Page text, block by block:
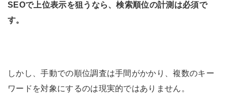
SEOで上位表示を狙うなら、検索順位の計測は必須で
す。
しかし、手動での順位調査は手間がかかり、複数のキー
ワードを対象にするのは現実的ではありません。